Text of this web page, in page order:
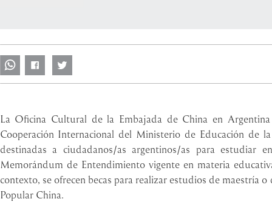
La Oficina Cultural de la Embajada de China en
Cooperación Internacional del Ministerio de Educación de
destinadas a ciudadanos/as argentinos/as para estudiar
Memorándum de Entendimiento vigente en materia
contexto, se ofrecen becas para realizar estudios de maestría
Popular China.